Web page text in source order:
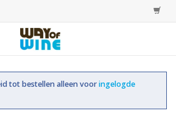
tot bestellen alleen vooringelogde